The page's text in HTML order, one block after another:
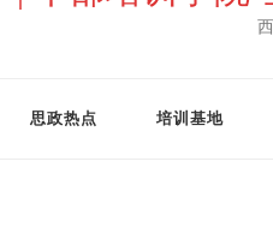
思政热点 培训基地